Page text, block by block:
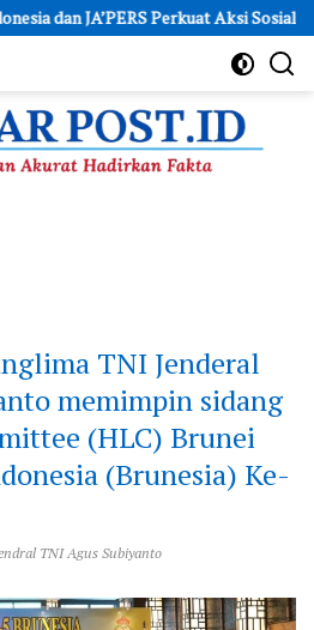
Perkuat Aksi Sosial
TNI Jenderal
memimpin sidang
(HLC) Brunei
(Brunesia) Ke-
TNI Agus Subiyanto